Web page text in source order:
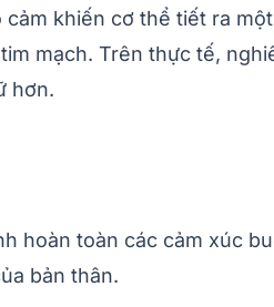
khiến cơ thể tiết ra
mạch. Trên thực tế,
hơn.
toàn các cảm xúc
bản thân.